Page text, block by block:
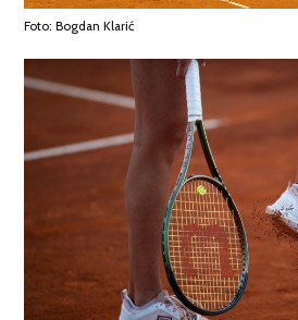
Foto: Bogdan Klarić